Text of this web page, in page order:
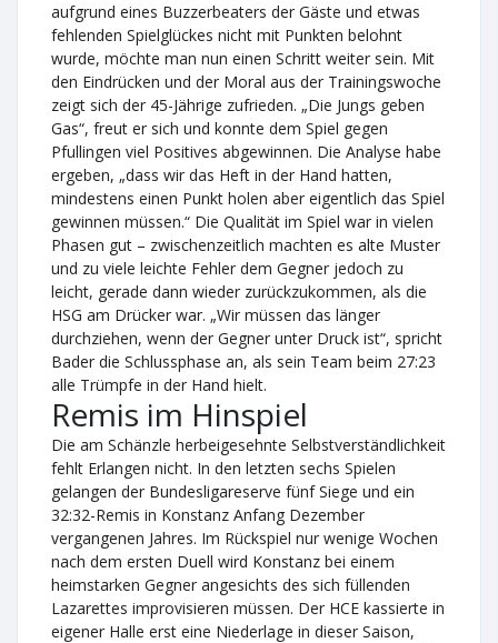
aufgrund eines Buzzerbeaters der Gäste und etwas
fehlenden Spielglückes nicht mit Punkten belohnt
wurde, möchte man nun einen Schritt weiter sein. Mit
den Eindrücken und der Moral aus der Trainingswoche
zeigt sich der 45-Jährige zufrieden. „Die Jungs geben
Gas“, freut er sich und konnte dem Spiel gegen
Pfullingen viel Positives abgewinnen. Die Analyse habe
ergeben, „dass wir das Heft in der Hand hatten,
mindestens einen Punkt holen aber eigentlich das Spiel
gewinnen müssen.“ Die Qualität im Spiel war in vielen
Phasen gut – zwischenzeitlich machten es alte Muster
und zu viele leichte Fehler dem Gegner jedoch zu
leicht, gerade dann wieder zurückzukommen, als die
HSG am Drücker war. „Wir müssen das länger
durchziehen, wenn der Gegner unter Druck ist“, spricht
Bader die Schlussphase an, als sein Team beim 27:23
alle Trümpfe in der Hand hielt.
Remis im Hinspiel
Die am Schänzle herbeigesehnte Selbstverständlichkeit
fehlt Erlangen nicht. In den letzten sechs Spielen
gelangen der Bundesligareserve fünf Siege und ein
32:32-Remis in Konstanz Anfang Dezember
vergangenen Jahres. Im Rückspiel nur wenige Wochen
nach dem ersten Duell wird Konstanz bei einem
heimstarken Gegner angesichts des sich füllenden
Lazarettes improvisieren müssen. Der HCE kassierte in
eigener Halle erst eine Niederlage in dieser Saison,